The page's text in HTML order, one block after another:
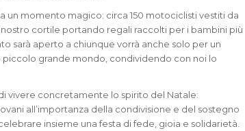
un momento magico: circa 150 motociclisti vestiti da
cortile portando regali raccolti per i bambini più
sarà aperto a chiunque vorrà anche solo per un
piccolo grande mondo, condividendo con noi lo
vivere concretamente lo spirito del Natale:
all’importanza della condivisione e del sostegno
insieme una festa di fede, gioia e solidarietà.